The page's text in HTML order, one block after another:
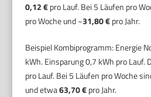
0,12 €pro Lauf. Bei 5 Läufen pro
pro Woche und ~31,80 €pro Jahr.
Beispiel Kombiprogramm: Energie
kWh. Einsparung 0,7 kWh pro Lauf.
pro Lauf. Bei 5 Läufen pro Woche
und etwa63,70 €pro Jahr.